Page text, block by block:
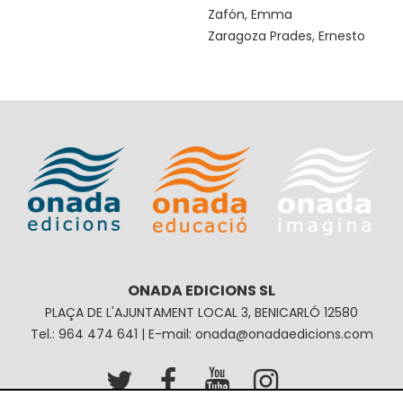
Zafón, Emma
Zaragoza Prades, Ernesto
ONADA EDICIONS SL
PLAÇA DE L'AJUNTAMENT LOCAL 3, BENICARLÓ 12580
Tel.: 964 474 641 | E-mail: onada@onadaedicions.com